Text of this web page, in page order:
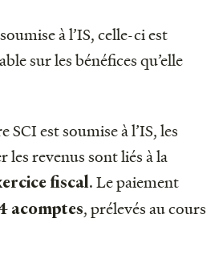
à l’IS, celle-ci est
sur les bénéfices qu’elle
SCI est soumise à l’IS, les
les revenus sont liés à la
fiscal . Le paiement
acomptes, prélevés au cours